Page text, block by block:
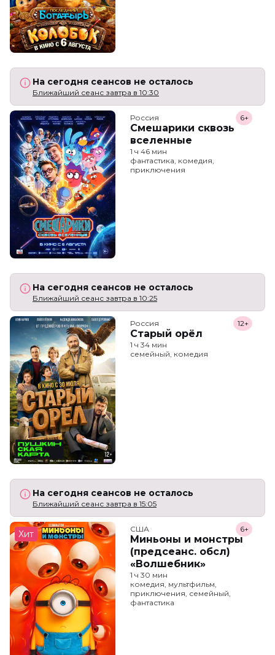
На сегодня сеансов не осталось
Ближайший сеанс завтра в 10:30
Россия
Смешарики сквозь
вселенные
6+
1 ч 46 мин
фантастика, комедия,
приключения
На сегодня сеансов не осталось
Ближайший сеанс завтра в 10:25
Россия
Старый орёл
12+
1 ч 34 мин
семейный, комедия
На сегодня сеансов не осталось
Ближайший сеанс завтра в 15:05
Хит США
Миньоны и монстры
(предсеанс. обсл)
«Волшебник»
6+
1 ч 30 мин
комедия, мультфильм,
приключения, семейный,
фантастика